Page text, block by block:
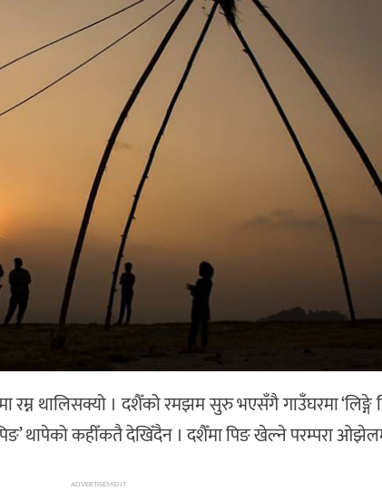
थालिसक्यो । दशैँको रमझम सुरु भएसँगै गाउँघरमा
पिङ’ थापेको कहीँकतै देखिँदैन । दशैँमा पिङ खेल्ने परम्परा
ADVERTISEMENT